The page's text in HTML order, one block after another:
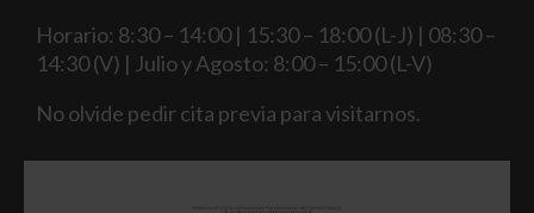
Horario: 8:30 – 14:00 | 15:30 – 18:00 (L-J) | 08:30 –
14:30 (V) | Julio y Agosto: 8:00 – 15:00 (L-V)
No olvide pedir cita previa para visitarnos.